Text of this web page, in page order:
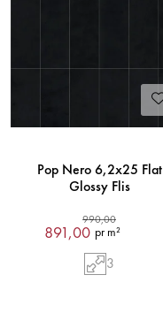
Pop Nero 6,2x25 Flat
Glossy Flis
990,00
891,00 pr m²
3